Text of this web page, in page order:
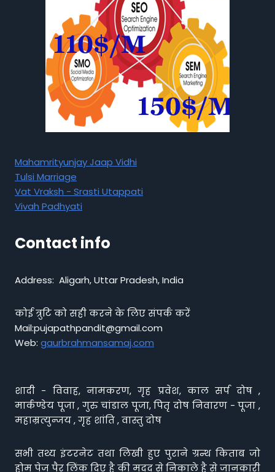
Mahamrityunjay Jaap Vidhi
Tulsi Marriage
Vat Vraksh - Srasti Utappati
Vivah Padhyati
Contact info
Address: Aligarh, Uttar Pradesh, India
कोई त्रुटि को सही करने के लिए संपर्क करें
Mail:pujapathpandit@gmail.com
Web: gaurbrahmansamaj.com
शादी - विवाह, नामकरण, गृह प्रवेश, काल सर्प दोष ,
मार्कण्डेय पूजा , गुरु चांडाल पूजा, पितृ दोष निवारण - पूजा ,
महाम्रत्युन्जय , गृह शांति , वास्तु दोष
सभी तथ्य इंटरनेट तथा लिखी हुए पुराने ग्रन्थ किताब जो
होम पेज पैर लिंक दिए है की मदद से निकाले है से जानकारी